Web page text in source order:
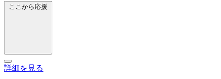
ここから応援
詳細を見る